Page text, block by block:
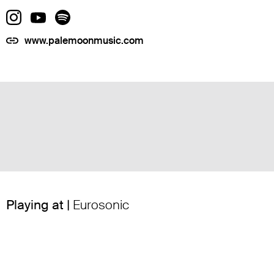
www.palemoonmusic.com
Playing at | Eurosonic